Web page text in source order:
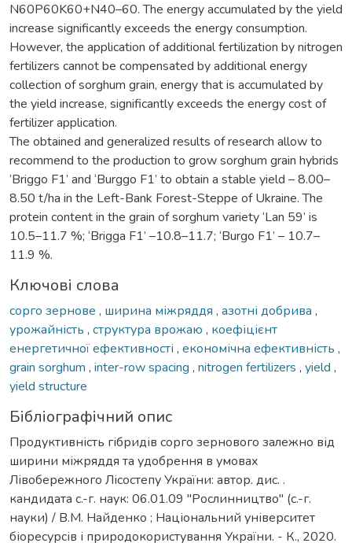
N60P60K60+N40–60. The energy accumulated by the yield
increase significantly exceeds the energy consumption.
However, the application of additional fertilization by nitrogen
fertilizers cannot be compensated by additional energy
collection of sorghum grain, energy that is accumulated by
the yield increase, significantly exceeds the energy cost of
fertilizer application.
The obtained and generalized results of research allow to
recommend to the production to grow sorghum grain hybrids
‘Briggo F1’ and ‘Burggo F1’ to obtain a stable yield – 8.00–
8.50 t/ha in the Left-Bank Forest-Steppe of Ukraine. The
protein content in the grain of sorghum variety ‘Lan 59’ is
10.5–11.7 %; ‘Brigga F1’ –10.8–11.7; ‘Burgo F1’ – 10.7–
11.9 %.
Ключові слова
сорго зернове , ширина міжряддя , азотні добрива ,
урожайність , структура врожаю , коефіцієнт
енергетичної ефективності , економічна ефективність ,
grain sorghum , inter-row spacing , nitrogen fertilizers , yield ,
yield structure
Бібліографічний опис
Продуктивність гібридів сорго зернового залежно від
ширини міжряддя та удобрення в умовах
Лівобережного Лісостепу України: автор. дис. .
кандидата с.-г. наук: 06.01.09 "Рослинництво" (с.-г.
науки) / В.М. Найденко ; Національний університет
біоресурсів і природокористування України. - К., 2020.